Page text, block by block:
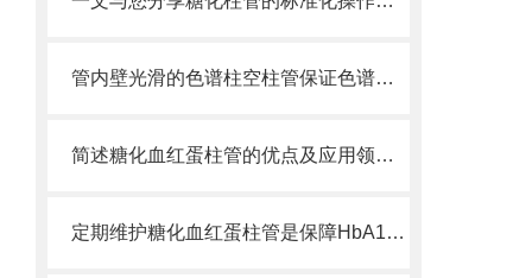
管内壁光滑的色谱柱空柱管保证色谱柱制成品的高性能
简述糖化血红蛋柱管的优点及应用领域分享
定期维护糖化血红蛋柱管是保障HbA1c检测准确的关键